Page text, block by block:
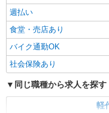
週払い
食堂・売店あり
バイク通勤OK
社会保険あり
同じ職種から求人を探す
軽